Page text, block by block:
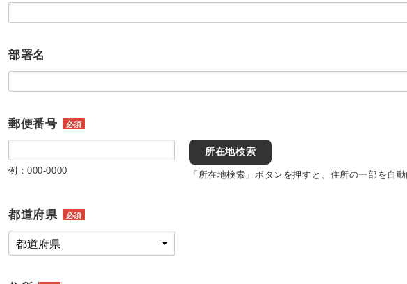
部署名
郵便番号 必須
例：000-0000
所在地検索
「所在地検索」ボタンを押すと、住所の一部を自動
都道府県 必須